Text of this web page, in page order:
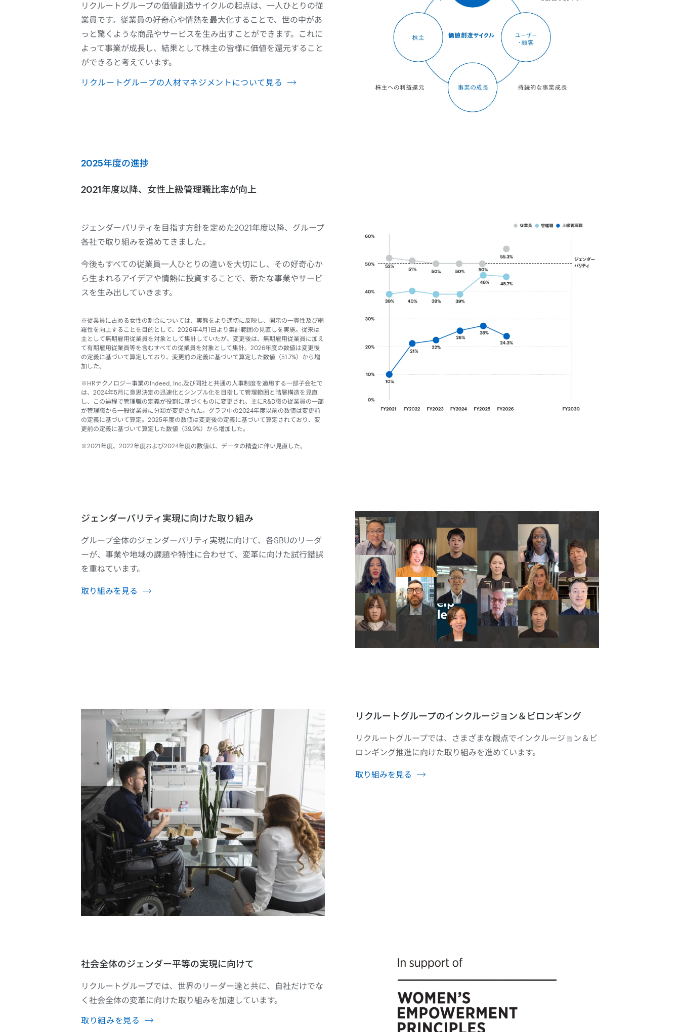
リクルートグループの価値創造サイクルの起点は、一人ひとりの従
業員です。従業員の好奇心や情熱を最大化することで、世の中があ
っと驚くような商品やサービスを生み出すことができます。これに
よって事業が成長し、結果として株主の皆様に価値を還元すること
ができると考えています。
リクルートグループの人材マネジメントについて見る
2025年度の進捗
2021年度以降、女性上級管理職比率が向上
ジェンダーパリティを目指す方針を定めた2021年度以降、グループ
各社で取り組みを進めてきました。
今後もすべての従業員一人ひとりの違いを大切にし、その好奇心か
ら生まれるアイデアや情熱に投資することで、新たな事業やサービ
スを生み出していきます。
※従業員に占める女性の割合については、実態をより適切に反映し、開示の一貫性及び網
羅性を向上することを目的として、2026年4月1日より集計範囲の見直しを実施。従来は
主として無期雇用従業員を対象として集計していたが、変更後は、無期雇用従業員に加え
て有期雇用従業員等を含むすべての従業員を対象として集計。2026年度の数値は変更後
の定義に基づいて算定しており、変更前の定義に基づいて算定した数値（51.7%）から増
加した。
※HRテクノロジー事業のIndeed, Inc.及び同社と共通の人事制度を適用する一部子会社で
は、2024年5月に意思決定の迅速化とシンプル化を目指して管理範囲と階層構造を見直
し、この過程で管理職の定義が役割に基づくものに変更され、主にR&D職の従業員の一部
が管理職から一般従業員に分類が変更された。グラフ中の2024年度以前の数値は変更前
の定義に基づいて算定。2025年度の数値は変更後の定義に基づいて算定されており、変
更前の定義に基づいて算定した数値（39.9%）から増加した。
※2021年度、2022年度および2024年度の数値は、データの精査に伴い見直した。
ジェンダーパリティ実現に向けた取り組み
グループ全体のジェンダーパリティ実現に向けて、各SBUのリーダ
ーが、事業や地域の課題や特性に合わせて、変革に向けた試行錯誤
を重ねています。
取り組みを見る
リクルートグループのインクルージョン＆ビロンギング
リクルートグループでは、さまざまな観点でインクルージョン＆ビ
ロンギング推進に向けた取り組みを進めています。
取り組みを見る
社会全体のジェンダー平等の実現に向けて
リクルートグループでは、世界のリーダー達と共に、自社だけでな
く社会全体の変革に向けた取り組みを加速しています。
取り組みを見る